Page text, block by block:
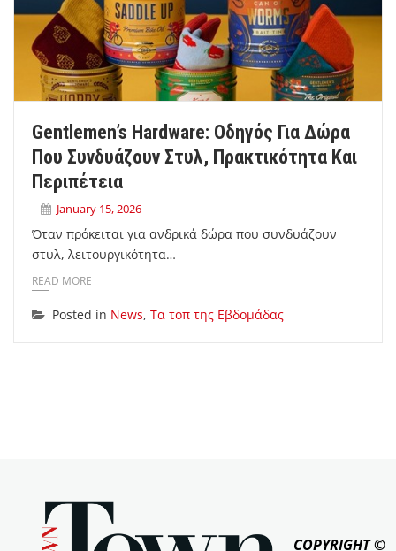
Gentlemen’s Hardware: Οδηγός Για Δώρα
Που Συνδυάζουν Στυλ, Πρακτικότητα Και
Περιπέτεια
January 15, 2026
Όταν πρόκειται για ανδρικά δώρα που συνδυάζουν
στυλ, λειτουργικότητα…
READ MORE
Posted in News, Τα τοπ της Εβδομάδας
COPYRIGHT ©